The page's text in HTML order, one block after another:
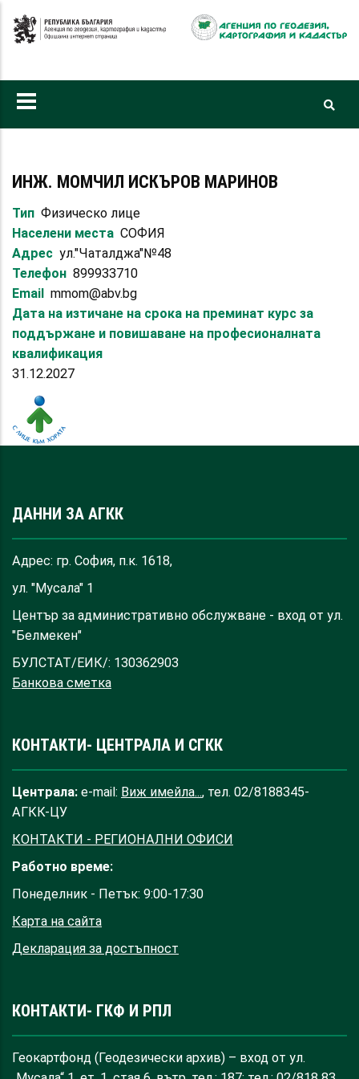
към
ИНЖ. МОМЧИЛ ИСКЪРОВ МАРИНОВ
Тип Физическо лице
Населени места СОФИЯ
Адрес ул."Чаталджа"№48
Телефон 899933710
Email
mmom@abv.bg
Дата на изтичане на срока на преминат курс за
поддържане и повишаване на професионалната
квалификация
31.12.2027
ДАННИ ЗА АГКК
Адрес: гр. София, п.к. 1618,
ул. "Мусала" 1
Център за административно обслужване - вход от ул.
"Белмекен"
БУЛСТАТ/ЕИК/: 130362903
Банкова сметка
КОНТАКТИ- ЦЕНТРАЛА И СГКК
Централа: e-mail: Виж имейла..., тел. 02/8188345-
АГКК-ЦУ
КОНТАКТИ - РЕГИОНАЛНИ ОФИСИ
Работно време:
Понеделник - Петък: 9:00-17:30
Карта на сайта
Декларация за достъпност
КОНТАКТИ- ГКФ И РПЛ
Геокартфонд (Геодезически архив) – вход от ул.